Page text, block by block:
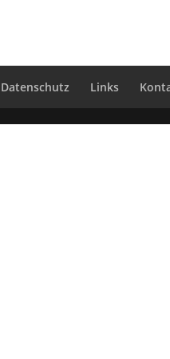
Datenschutz Links